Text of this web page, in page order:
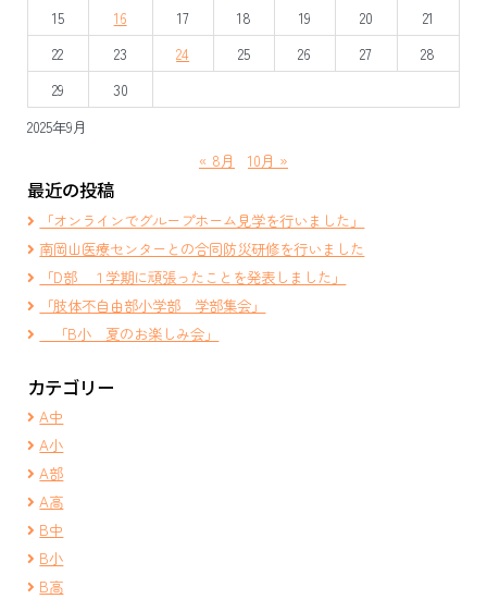
ョ
ン
2025年9月
15 16 17 18 19 20
21
22
23 24 25 26 27
28
29
30
« 8月 10月 »
最近の投稿
「オンラインでグループホーム見学を行いました」
南岡山医療センターとの合同防災研修を行いました
「D部 １学期に頑張ったことを発表しました」
「肢体不自由部小学部 学部集会」
「B小 夏のお楽しみ会」
カテゴリー
A中
A小
A部
A高
B中
B小
B高